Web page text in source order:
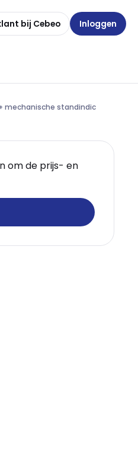
bij Cebeo Inloggen
mechanische standindic
om de prijs- en